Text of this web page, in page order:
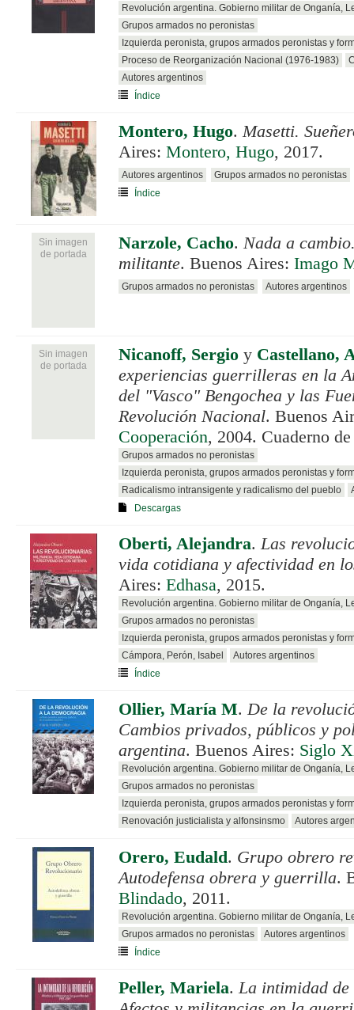
Revolución argentina. Gobierno militar de Onganía,
Grupos armados no peronistas
Izquierda peronista, grupos armados peronistas y
Proceso de Reorganización Nacional (1976-1983)
Autores argentinos
Índice
Montero, Hugo. Masetti.
Aires: Montero, Hugo, 2017.
Autores argentinos
Grupos armados no peronistas
Índice
Sin imagen
de portada
Narzole, Cacho. Nada a
militante. Buenos Aires: Imago
Grupos armados no peronistas Autores argentinos
Sin imagen
de portada
Nicanoff, Sergio y Castellano,
experiencias guerrilleras en la
del "Vasco" Bengochea y las
Revolución Nacional. Buenos
Cooperación, 2004. Cuaderno
Grupos armados no peronistas
Izquierda peronista, grupos armados peronistas y
Radicalismo intransigente y radicalismo del pueblo
Descargas
Oberti, Alejandra. Las
vida cotidiana y afectividad en
Aires: Edhasa, 2015.
Revolución argentina. Gobierno militar de Onganía,
Grupos armados no peronistas
Izquierda peronista, grupos armados peronistas y
Cámpora, Perón, Isabel
Autores argentinos
Índice
Ollier, María M. De la
Cambios privados, públicos y
argentina. Buenos Aires: Siglo
Revolución argentina. Gobierno militar de Onganía,
Grupos armados no peronistas
Izquierda peronista, grupos armados peronistas y
Renovación justicialista y alfonsinsmo
Autores
Orero, Eudald. Grupo obrero
Autodefensa obrera y guerrilla.
Blindado, 2011.
Revolución argentina. Gobierno militar de Onganía,
Grupos armados no peronistas
Autores argentinos
Índice
Peller, Mariela. La intimidad